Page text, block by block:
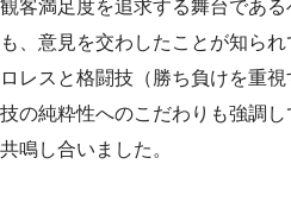
観客満足度を追求する舞台であ
も、意見を交わしたことが知ら
ロレスと格闘技（勝ち負けを重
技の純粋性へのこだわりも強調
共鳴し合いました。